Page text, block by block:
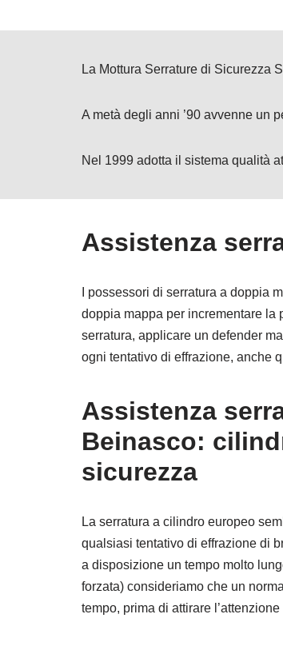
La Mottura Serrature di Sicurezza
A metà degli anni ’90 avvenne un
Nel 1999 adotta il sistema qualità
Assistenza
I possessori di serratura a doppia
doppia mappa per incrementare la
serratura, applicare un defender
ogni tentativo di effrazione, anche
Assistenza
Beinasco:
sicurezza
La serratura a cilindro europeo
qualsiasi tentativo di effrazione di
a disposizione un tempo molto
forzata) consideriamo che un
tempo, prima di attirare